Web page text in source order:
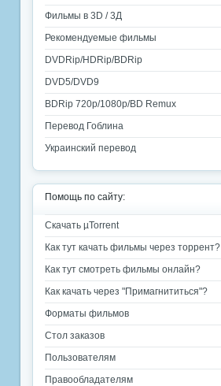
Фильмы в 3D / 3Д
Рекомендуемые фильмы
DVDRip/HDRip/BDRip
DVD5/DVD9
BDRip 720p/1080p/BD Remux
Перевод Гоблина
Украинский перевод
Помощь по сайту:
Скачать µTorrent
Как тут качать фильмы через торрент?
Как тут смотреть фильмы онлайн?
Как качать через "Примагнититься"?
Форматы фильмов
Стол заказов
Пользователям
Правообладателям